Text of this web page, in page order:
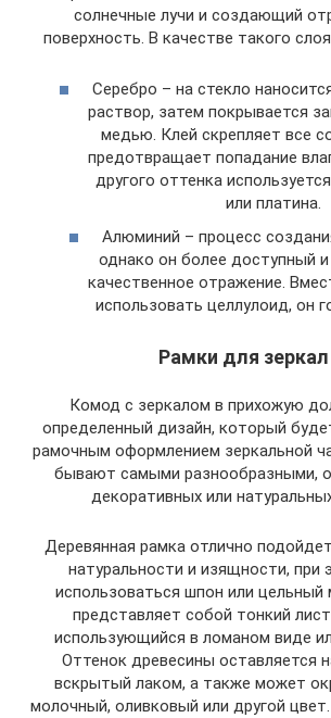
солнечные лучи и создающий
поверхность. В качестве такого
Серебро – на стекло
раствор, затем покрывается
медью. Клей скрепляет все
предотвращает попадание
другого оттенка
или платина.
Алюминий – процесс
однако он более доступный
качественное отражение.
использовать целлулоид, он
Рамки для зеркал
Комод с зеркалом в прихожую
определенный дизайн, который
рамочным оформлением зеркальной
бывают самыми разнообразными,
декоративных или
Деревянная рамка отлично
натуральности и изящности, при
использоваться шпон или цельный
представляет собой тонкий
использующийся в ломаном виде
Оттенок древесины оставляется
вскрытый лаком, а также может
молочный, оливковый или другой